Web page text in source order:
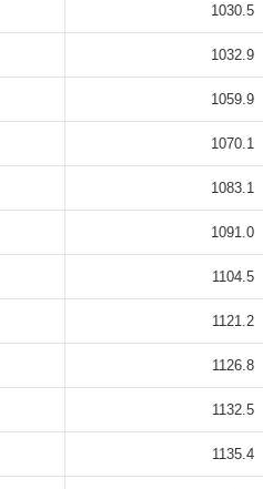
1030.5
1032.9
1059.9
1070.1
1083.1
1091.0
1104.5
1121.2
1126.8
1132.5
1135.4